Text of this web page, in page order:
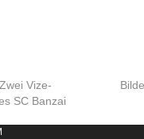
Vize-
SC Banzai